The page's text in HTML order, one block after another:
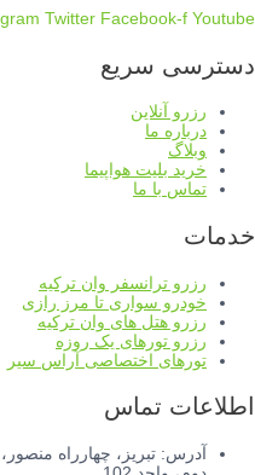
Twitter Facebook-f Youtube
دسترسی سریع
رزرو آنلاین
درباره ما
وبلاگ
خرید بلیت هواپیما
تماس با ما
خدمات
رزرو ترانسفر وان ترکیه
خودرو سواری تا مرز رازی
رزرو هتل های وان ترکیه
رزرو تورهای یک روزه
تورهای اختصاصی آراس سیر
اطلاعات تماس
آدرس: تبریز، چهارراه